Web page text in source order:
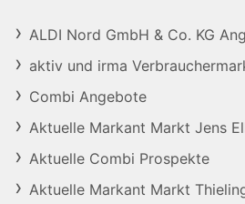
ALDI Nord GmbH & Co. KG
aktiv und irma
Combi Angebote
Aktuelle Markant Markt Jens
Aktuelle Combi Prospekte
Aktuelle Markant Markt